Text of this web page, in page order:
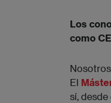
Los
como
El
sí,